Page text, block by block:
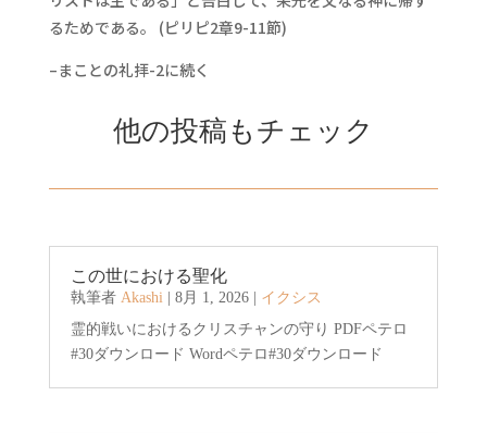
るためである。 (ピリピ2章9-11節)
–まことの礼拝-2に続く
他の投稿もチェック
この世における聖化
執筆者 Akashi| 8月 1, 2026| イクシス
霊的戦いにおけるクリスチャンの守り PDFペテロ
#30ダウンロード Wordペテロ#30ダウンロード